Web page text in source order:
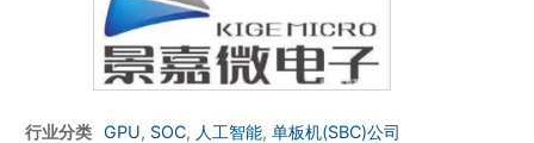
行业分类 GPU, SOC, 人工智能, 单板机(SBC)公司